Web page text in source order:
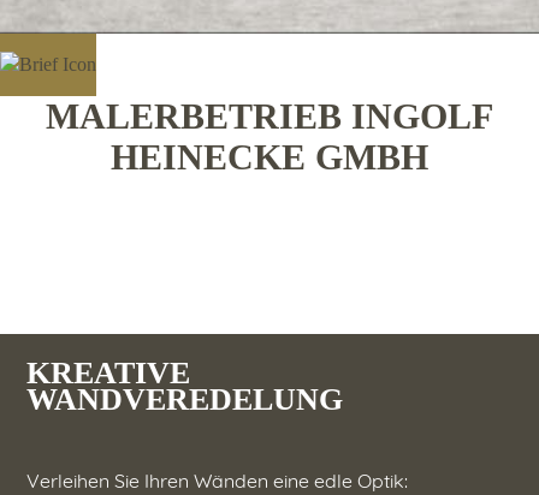
MALERBETRIEB INGOLF
HEINECKE GMBH
KREATIVE
WANDVEREDELUNG
Verleihen Sie Ihren Wänden eine edle Optik: